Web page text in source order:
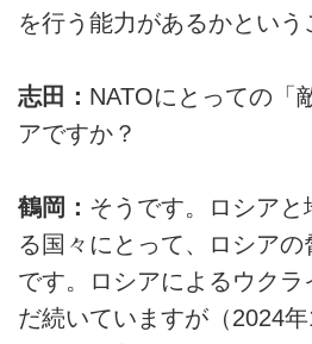
を行う能力があるかという
志田： NATOにとっての「
アですか？
鶴岡： そうです。ロシア
る国々にとって、ロシアの
です。ロシアによるウクラ
だ続いていますが（2024